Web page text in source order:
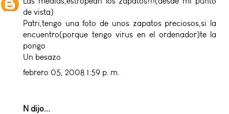
de vista)
Patri,tengo una foto de unos zapatos preciosos,si la
encuentro(porque tengo virus en el ordenador)te la
pongo
Un besazo
febrero 05, 2008 1:59 p. m.
N dijo...